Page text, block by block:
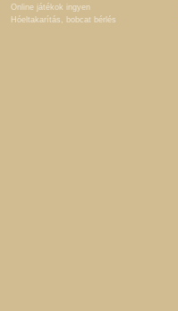
Online játékok ingyen
Hóeltakarítás, bobcat bérlés